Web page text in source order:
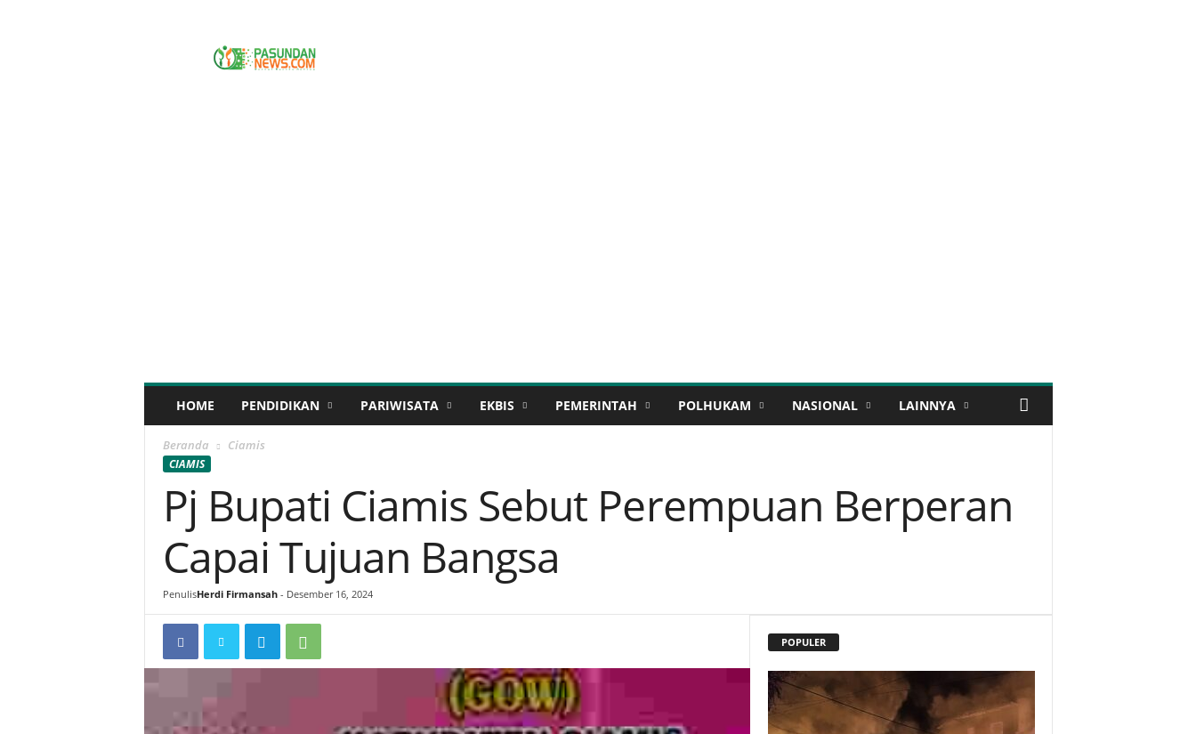
HOME PENDIDIKAN PARIWISATA EKBIS PEMERINTAH POLHUKAM NASIONAL LAINNYA
Beranda Ciamis
CIAMIS
Pj Bupati Ciamis Sebut Perempuan Berperan
Capai Tujuan Bangsa
PenulisHerdi Firmansah- Desember 16, 2024
POPULER